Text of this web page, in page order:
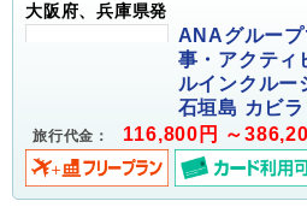
大阪府、兵庫県発
ANAグルー
事・アクティ
ルインクルー
石垣島 カビラ
旅行代金： 116,800円 ～